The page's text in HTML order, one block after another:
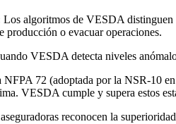
Los algoritmos de VESDA distinguen
producción o evacuar operaciones.
VESDA detecta niveles
NFPA 72 (adoptada por la NSR-10
VESDA cumple y supera estos
reconocen la